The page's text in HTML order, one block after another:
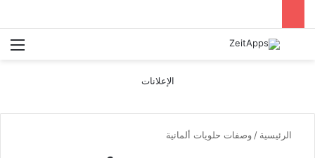
بحث عن
الإعلانات
الرئيسية / وصفات حلويات ألمانية